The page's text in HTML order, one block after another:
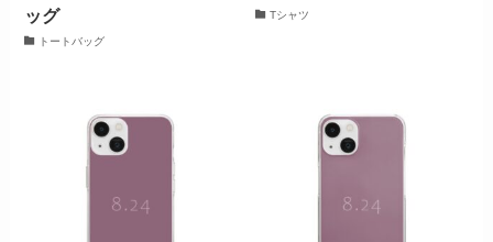
ッグ
トートバッグ
Tシャツ